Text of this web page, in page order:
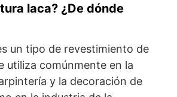
laca? ¿De dónde
un tipo de revestimiento de
utiliza comúnmente en la
y la decoración de